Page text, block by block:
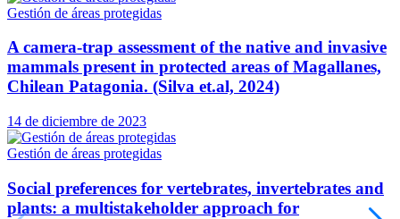
Gestión de áreas protegidas
A camera-trap assessment of the native and invasive
mammals present in protected areas of Magallanes,
Chilean Patagonia. (Silva et.al, 2024)
14 de diciembre de 2023
Gestión de áreas protegidas
Social preferences for vertebrates, invertebrates and
plants: a multistakeholder approach for